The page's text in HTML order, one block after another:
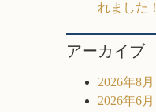
れました！
アーカイブ
2026年8月
2026年6月